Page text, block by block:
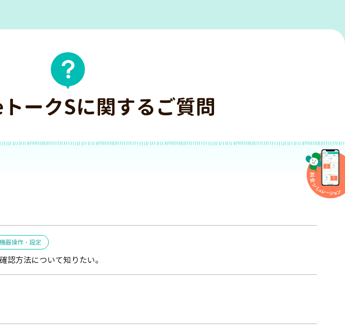
ークSに関するご質問
機器操作・設定
認方法について知りたい。